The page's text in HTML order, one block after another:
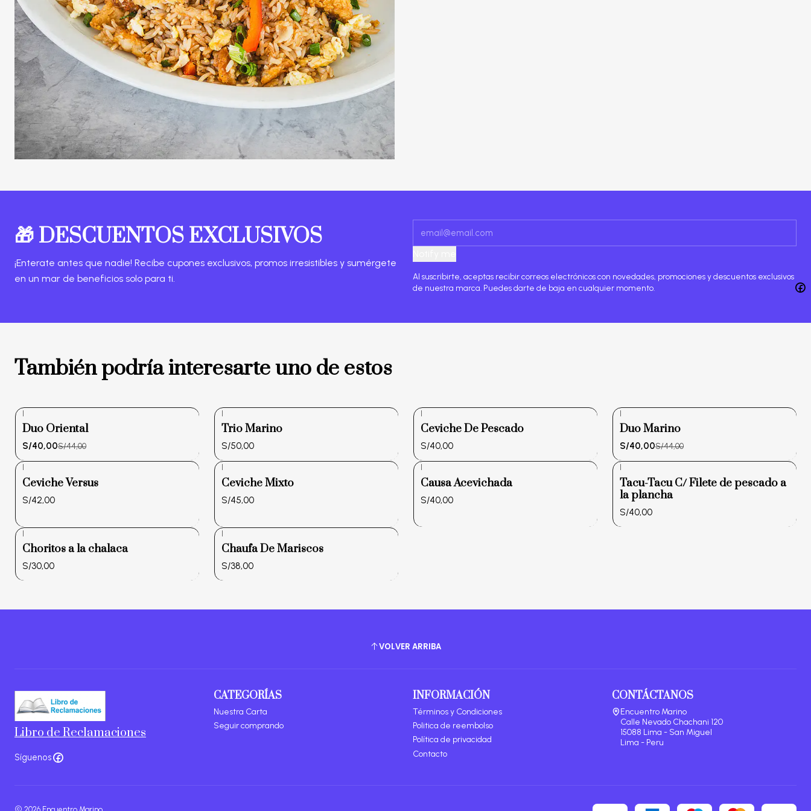
🎁 DESCUENTOS EXCLUSIVOS
¡Enterate antes que nadie! Recibe cupones exclusivos, promos irresistibles y sumérgete
en un mar de beneficios solo para ti.
Al suscribirte, aceptas recibir correos electrónicos con novedades, promociones y descuentos exclusivos
de nuestra marca. Puedes darte de baja en cualquier momento.
También podría interesarte uno de estos
-9%
OFF
|
Duo Oriental
S/40,00S/44,00
|
Trio Marino
S/50,00
|
Ceviche De Pescado
S/40,00
-9%
OFF
|
Duo Marino
S/40,00S/44,00
|
Ceviche Versus
S/42,00
|
Ceviche Mixto
S/45,00
|
Causa Acevichada
S/40,00
|
Tacu-Tacu C/ Filete de pescado a
la plancha
S/40,00
|
Choritos a la chalaca
S/30,00
|
Chaufa De Mariscos
S/38,00
VOLVER ARRIBA
Libro de Reclamaciones
Síguenos
CATEGORÍAS
Nuestra Carta
Seguir comprando
INFORMACIÓN
Términos y Condiciones
Politica de reembolso
Política de privacidad
Contacto
CONTÁCTANOS
Encuentro Marino
Calle Nevado Chachani 120
15088 Lima - San Miguel
Lima - Peru